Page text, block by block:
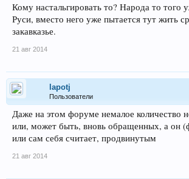
Кому настальгировать то? Народа то того
Руси, вместо него уже пытается тут жить
закавказье.
21 авг 2014
lapotj
Пользователи
Даже на этом форуме немалое количество
или, может быть, вновь обращенных, а он
или сам себя считает, продвинутым
21 авг 2014